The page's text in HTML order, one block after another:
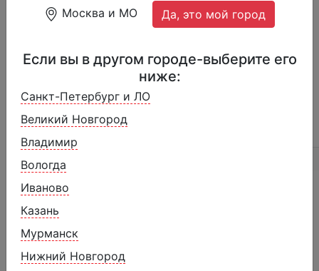
Москва и МО Да, это мой город
Если вы в другом городе-выберите его
ниже:
Санкт-Петербург и ЛО
Великий Новгород
Владимир
Вологда
Иваново
Казань
Мурманск
Нижний Новгород
Мусс из шоколадного мороженого,
медалькой